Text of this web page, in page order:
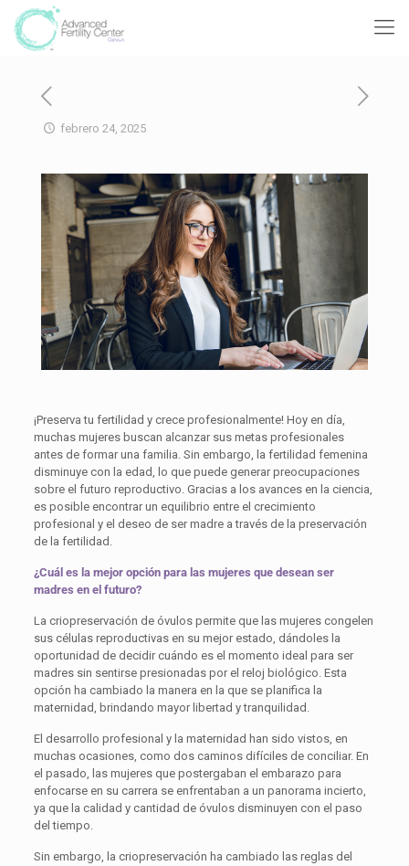
febrero 24, 2025
¡Preserva tu fertilidad y crece profesionalmente! Hoy en día,
muchas mujeres buscan alcanzar sus metas profesionales
antes de formar una familia. Sin embargo, la fertilidad femenina
disminuye con la edad, lo que puede generar preocupaciones
sobre el futuro reproductivo. Gracias a los avances en la ciencia,
es posible encontrar un equilibrio entre el crecimiento
profesional y el deseo de ser madre a través de la preservación
de la fertilidad.
¿Cuál es la mejor opción para las mujeres que desean ser
madres en el futuro?
La criopreservación de óvulos permite que las mujeres congelen
sus células reproductivas en su mejor estado, dándoles la
oportunidad de decidir cuándo es el momento ideal para ser
madres sin sentirse presionadas por el reloj biológico. Esta
opción ha cambiado la manera en la que se planifica la
maternidad, brindando mayor libertad y tranquilidad.
El desarrollo profesional y la maternidad han sido vistos, en
muchas ocasiones, como dos caminos difíciles de conciliar. En
el pasado, las mujeres que postergaban el embarazo para
enfocarse en su carrera se enfrentaban a un panorama incierto,
ya que la calidad y cantidad de óvulos disminuyen con el paso
del tiempo.
Sin embargo, la criopreservación ha cambiado las reglas del